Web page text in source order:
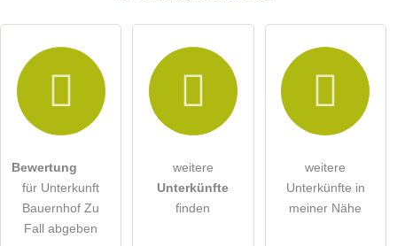
Hiermit akzeptiere ich dieAGB
DieDatenschutzerklärung habe ich zur Kenntnis genommen.
Bewertung
für Unterkunft
Bauernhof Zu
Fall abgeben
weitere
Unterkünfte
finden
weitere
Unterkünfte in
meiner Nähe